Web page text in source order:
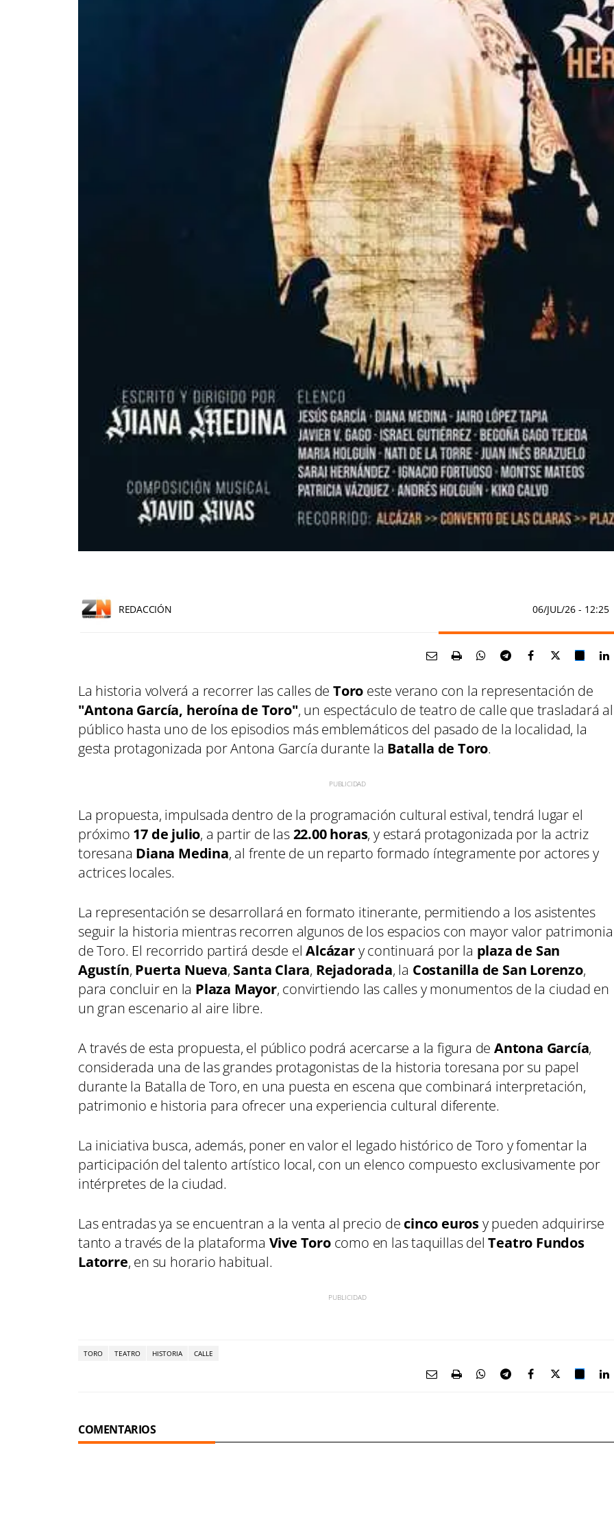
REDACCIÓN 06/JUL/26 - 12:25
La historia volverá a recorrer las calles de Toro este verano con la representación de
"Antona García, heroína de Toro", un espectáculo de teatro de calle que trasladará al
público hasta uno de los episodios más emblemáticos del pasado de la localidad, la
gesta protagonizada por Antona García durante la Batalla de Toro.
La propuesta, impulsada dentro de la programación cultural estival, tendrá lugar el
próximo 17 de julio, a partir de las22.00 horas, y estará protagonizada por la actriz
toresana Diana Medina, al frente de un reparto formado íntegramente por actores y
actrices locales.
La representación se desarrollará en formato itinerante, permitiendo a los asistentes
seguir la historia mientras recorren algunos de los espacios con mayor valor
de Toro. El recorrido partirá desde elAlcázary continuará por la plaza de San
Agustín, Puerta Nueva, Santa Clara, Rejadorada, la Costanilla de San Lorenzo,
para concluir en la Plaza Mayor, convirtiendo las calles y monumentos de la ciudad en
un gran escenario al aire libre.
A través de esta propuesta, el público podrá acercarse a la figura de Antona García,
considerada una de las grandes protagonistas de la historia toresana por su papel
durante la Batalla de Toro, en una puesta en escena que combinará interpretación,
patrimonio e historia para ofrecer una experiencia cultural diferente.
La iniciativa busca, además, poner en valor el legado histórico de Toro y fomentar la
participación del talento artístico local, con un elenco compuesto exclusivamente por
intérpretes de la ciudad.
Las entradas ya se encuentran a la venta al precio de cinco eurosy pueden adquirirse
tanto a través de la plataforma Vive Torocomo en las taquillas delTeatro Fundos
Latorre, en su horario habitual.
TORO TEATRO HISTORIA CALLE
COMENTARIOS